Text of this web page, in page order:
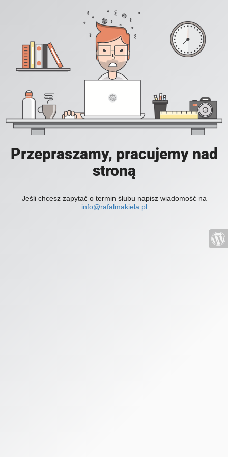
Przepraszamy, pracujemy nad
stroną
Jeśli chcesz zapytać o termin ślubu napisz wiadomość na
info@rafalmakiela.pl